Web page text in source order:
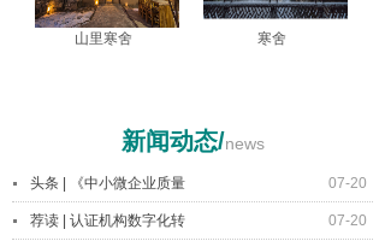
山里寒舍 寒舍
新闻动态/news
07-20
头条 | 《中小微企业质量
07-20
荐读 | 认证机构数字化转